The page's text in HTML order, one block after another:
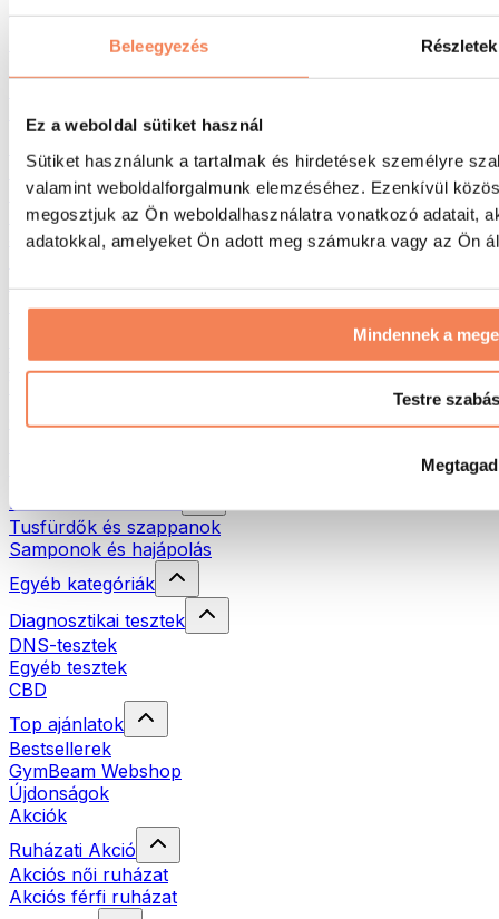
Beleegyezés Részletek
Ez a weboldal sütiket használ
Sütiket használunk a tartalmak és hirdetések személyre
valamint weboldalforgalmunk elemzéséhez. Ezenkívül
megosztjuk az Ön weboldalhasználatra vonatkozó adatait,
adatokkal, amelyeket Ön adott meg számukra vagy az Ön
Mindennek a
Testre szabás
Megtagad
Táskák & hátizsákok
Hátizsákok
Futás
Küzdősportok
Kerékpározás
Jóga és pilates
Úszás
Túrázás
Vörösfény-terápia
Öko háztartás
Natúrkozmetikumok
Tusfürdők és szappanok
Samponok és hajápolás
Egyéb kategóriák
Diagnosztikai tesztek
DNS-tesztek
Egyéb tesztek
CBD
Top ajánlatok
Bestsellerek
GymBeam Webshop
Újdonságok
Akciók
Ruházati Akció
Akciós női ruházat
Akciós férfi ruházat